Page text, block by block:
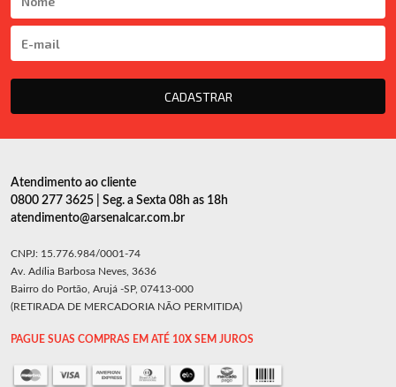
CADASTRAR
Atendimento ao cliente
0800 277 3625 | Seg. a Sexta 08h as 18h
atendimento@arsenalcar.com.br
CNPJ: 15.776.984/0001-74
Av. Adília Barbosa Neves, 3636
Bairro do Portão, Arujá -SP, 07413-000
(RETIRADA DE MERCADORIA NÃO PERMITIDA)
PAGUE SUAS COMPRAS EM ATÉ 10X SEM JUROS